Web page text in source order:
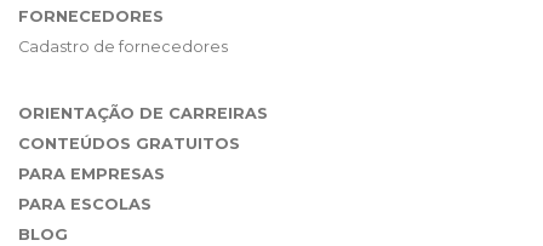
FORNECEDORES
Cadastro de fornecedores
ORIENTAÇÃO DE CARREIRAS
CONTEÚDOS GRATUITOS
PARA EMPRESAS
PARA ESCOLAS
BLOG